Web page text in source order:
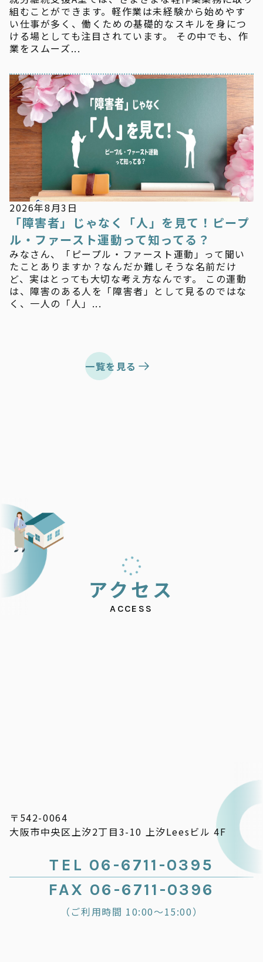
組むことができます。軽作業は未経験から始めやす
い仕事が多く、働くための基礎的なスキルを身につ
ける場としても注目されています。 その中でも、作
業をスムーズ...
お知らせ
2026年8月3日
「障害者」じゃなく「人」を見て！ピープ
ル・ファースト運動って知ってる？
みなさん、「ピープル・ファースト運動」って聞い
たことありますか？なんだか難しそうな名前だけ
ど、実はとっても大切な考え方なんです。 この運動
は、障害のある人を「障害者」として見るのではな
く、一人の「人」...
一覧を見る
アクセ ス
ACCESS
〒542-0064
大阪市中央区上汐2丁目3-10 上汐Leesビル 4F
TEL 06-6711-0395
FAX 06-6711-0396
（ご利用時間 10:00～15:00）